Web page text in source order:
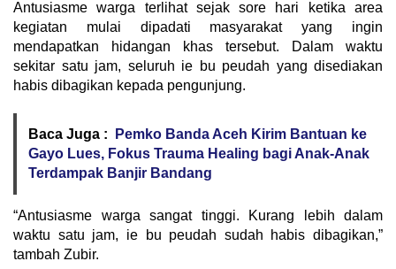
Antusiasme warga terlihat sejak sore hari ketika area
kegiatan mulai dipadati masyarakat yang ingin
mendapatkan hidangan khas tersebut. Dalam waktu
sekitar satu jam, seluruh ie bu peudah yang disediakan
habis dibagikan kepada pengunjung.
Baca Juga :
Pemko Banda Aceh Kirim Bantuan ke
Gayo Lues, Fokus Trauma Healing bagi Anak-Anak
Terdampak Banjir Bandang
“Antusiasme warga sangat tinggi. Kurang lebih dalam
waktu satu jam, ie bu peudah sudah habis dibagikan,”
tambah Zubir.